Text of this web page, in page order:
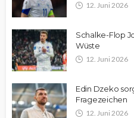
12. Juni 2026
Schalke-Flop
Wüste
12. Juni 2026
Edin Dzeko
Fragezeichen
12. Juni 2026